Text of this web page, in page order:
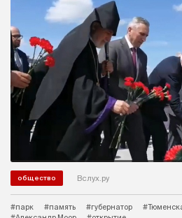
общество Вслух.ру
#парк #память #губернатор